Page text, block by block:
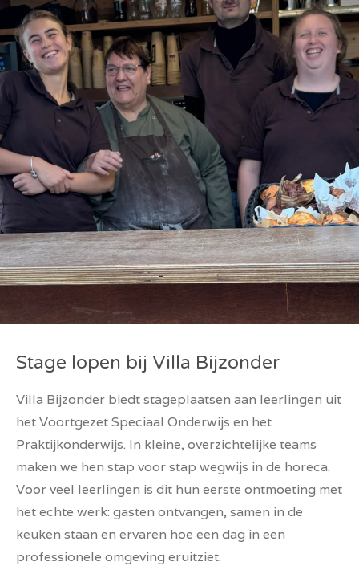
Stage lopen bij Villa Bijzonder
Villa Bijzonder biedt stageplaatsen aan leerlingen uit
het Voortgezet Speciaal Onderwijs en het
Praktijkonderwijs. In kleine, overzichtelijke teams
maken we hen stap voor stap wegwijs in de horeca.
Voor veel leerlingen is dit hun eerste ontmoeting met
het echte werk: gasten ontvangen, samen in de
keuken staan en ervaren hoe een dag in een
professionele omgeving eruitziet.